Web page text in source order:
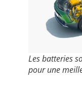
Les batteries
pour une